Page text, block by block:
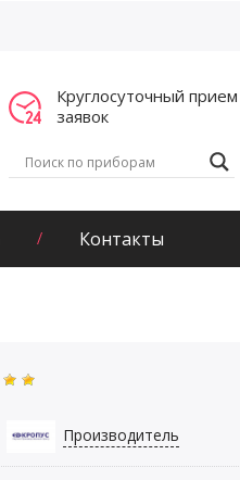
Круглосуточный прием
заявок
Контакты
Производитель